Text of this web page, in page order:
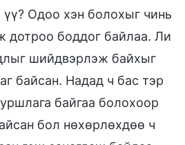
үү? Одоо хэн болохыг чинь
дотроо боддог байлаа. Ли
шийдвэрлэж байхыг
байсан. Надад ч бас тэр
байгаа болохоор
бол нөхөрлөхдөө ч